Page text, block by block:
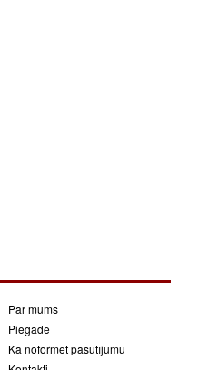
Par mums
Piegade
Ka noformēt pasūtījumu